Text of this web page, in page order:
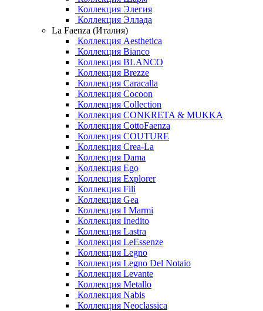
Коллекция Элегия
Коллекция Эллада
La Faenza (Италия)
Коллекция Aesthetica
Коллекция Bianco
Коллекция BLANCO
Коллекция Brezze
Коллекция Caracalla
Коллекция Cocoon
Коллекция Collection
Коллекция CONKRETA & MUKKA
Коллекция CottoFaenza
Коллекция COUTURE
Коллекция Crea-La
Коллекция Dama
Коллекция Ego
Коллекция Explorer
Коллекция Fili
Коллекция Gea
Коллекция I Marmi
Коллекция Inedito
Коллекция Lastra
Коллекция LeEssenze
Коллекция Legno
Коллекция Legno Del Notaio
Коллекция Levante
Коллекция Metallo
Коллекция Nabis
Коллекция Neoclassica